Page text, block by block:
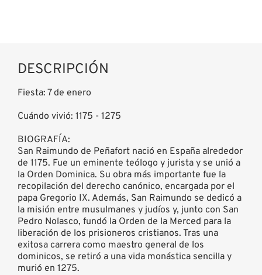
DESCRIPCIÓN
Fiesta: 7 de enero
Cuándo vivió: 1175 - 1275
BIOGRAFÍA:
San Raimundo de Peñafort nació en España alrededor
de 1175. Fue un eminente teólogo y jurista y se unió a
la Orden Dominica. Su obra más importante fue la
recopilación del derecho canónico, encargada por el
papa Gregorio IX. Además, San Raimundo se dedicó a
la misión entre musulmanes y judíos y, junto con San
Pedro Nolasco, fundó la Orden de la Merced para la
liberación de los prisioneros cristianos. Tras una
exitosa carrera como maestro general de los
dominicos, se retiró a una vida monástica sencilla y
murió en 1275.